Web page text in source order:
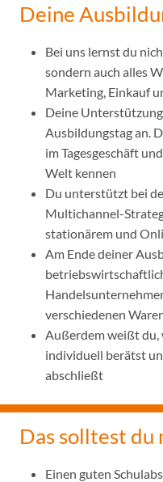
Deine
Bei uns lernst du
sondern auch alles
Marketing, Einkauf
Deine
Ausbildungstag an.
im Tagesgeschäft
Welt kennen
Du unterstützt bei
Multichannel-
stationärem und
Am Ende deiner
verschiedenen
Außerdem weißt du,
individuell berätst
abschließt
Das solltest du
Einen guten